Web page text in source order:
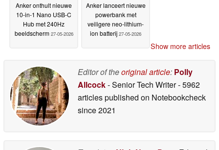
Anker onthult nieuwe
10-in-1 Nano USB-C
Hub met 240Hz
beeldscherm 27-05-2026
Anker lanceert nieuwe
powerbank met
veiligere neo-lithium-
ion batterij 27-05-2026
Show more articles
Editor of theoriginal article: Polly
Allcock- Senior Tech Writer- 5962
articles published on Notebookcheck
since 2021